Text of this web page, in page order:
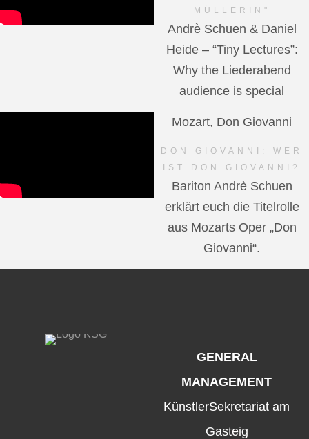
MÜLLERIN"
Andrè Schuen & Daniel
Heide – “Tiny Lectures”:
Why the Liederabend
audience is special
Mozart, Don Giovanni
DON GIOVANNI: WER
IST DON GIOVANNI?
Bariton Andrè Schuen
erklärt euch die Titelrolle
aus Mozarts Oper „Don
Giovanni“.
GENERAL
MANAGEMENT
KünstlerSekretariat am
Gasteig